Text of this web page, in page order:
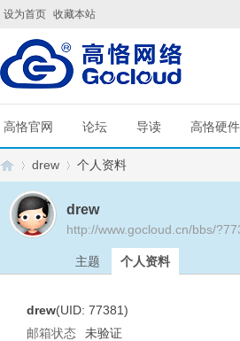
设为首页 收藏本站
高恪官网 论坛 导读 高恪硬件
drew 个人资料
drew
http://www.gocloud.cn/bbs/
主题 个人资料
drew(UID: 77381)
邮箱状态
未验证